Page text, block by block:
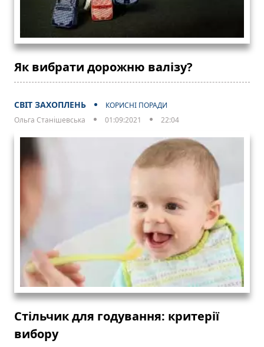
Як вибрати дорожню валізу?
СВІТ ЗАХОПЛЕНЬ
КОРИСНІ ПОРАДИ
Ольга Станішевська
01:09:2021 22:04
Стільчик для годування: критерії
вибору